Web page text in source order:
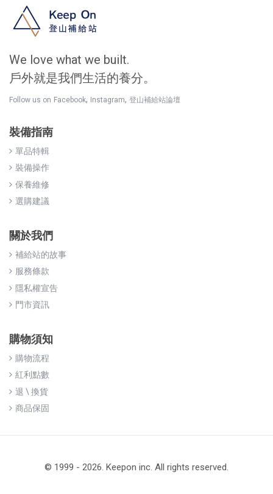
We love what we built.
戶外就是我們生活的養分。
Follow us on Facebook, Instagram, 登山補給站論壇
裝備指南
單品特輯
裝備操作
保養維修
選購建議
關於我們
補給站的故事
服務條款
隱私權宣告
門市資訊
購物須知
購物流程
紅利點數
退 \ 換貨
商品保固
© 1999 - 2026. Keepon inc. All rights reserved.